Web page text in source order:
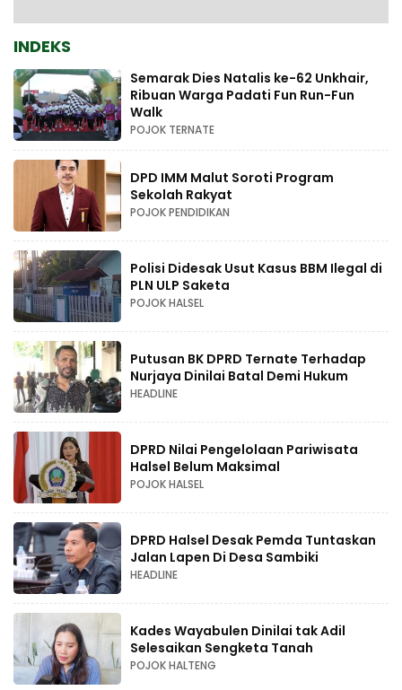
INDEKS
Semarak Dies Natalis ke-62 Unkhair,
Ribuan Warga Padati Fun Run-Fun
Walk
POJOK TERNATE
DPD IMM Malut Soroti Program
Sekolah Rakyat
POJOK PENDIDIKAN
Polisi Didesak Usut Kasus BBM Ilegal di
PLN ULP Saketa
POJOK HALSEL
Putusan BK DPRD Ternate Terhadap
Nurjaya Dinilai Batal Demi Hukum
HEADLINE
DPRD Nilai Pengelolaan Pariwisata
Halsel Belum Maksimal
POJOK HALSEL
DPRD Halsel Desak Pemda Tuntaskan
Jalan Lapen Di Desa Sambiki
HEADLINE
Kades Wayabulen Dinilai tak Adil
Selesaikan Sengketa Tanah
POJOK HALTENG